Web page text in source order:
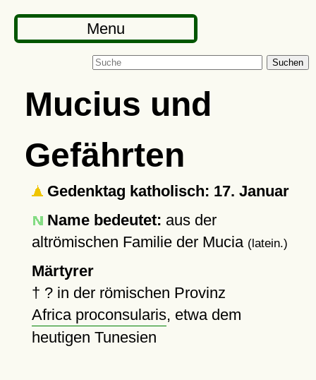
Menu
Suchen
Mucius und
Gefährten
Gedenktag katholisch: 17. Januar
Name bedeutet: aus der
altrömischen Familie der Mucia (latein.)
Märtyrer
† ?in der römischen Provinz
Africa proconsularis, etwa dem
heutigen Tunesien